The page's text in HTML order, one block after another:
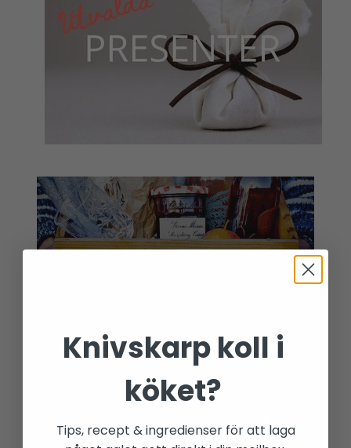
Knivskarp koll i
köket?
Tips, recept & ingredienser för att laga